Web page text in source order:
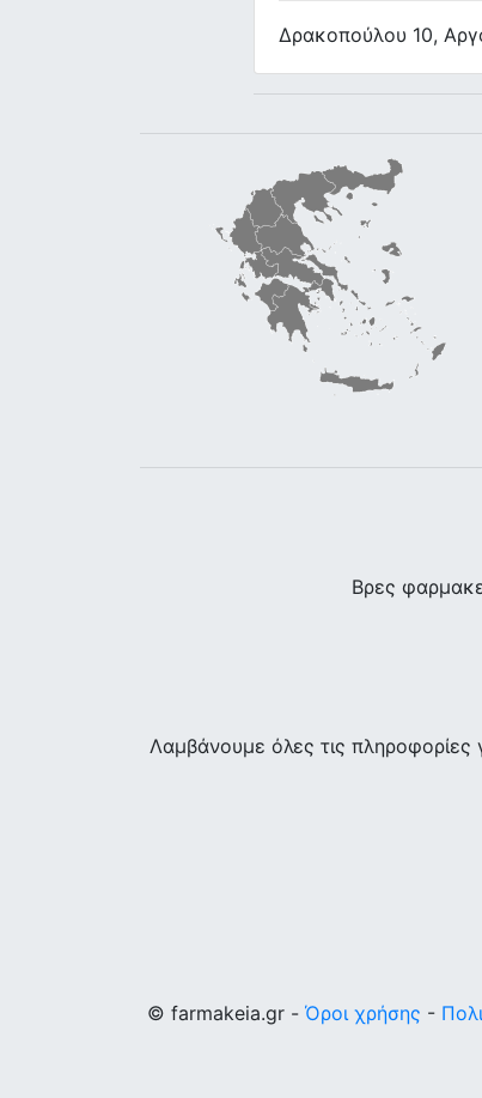
Δρακοπούλου 10,
Βρες
Λαμβάνουμε όλες τις
© farmakeia.gr - Όροι χρήσης -